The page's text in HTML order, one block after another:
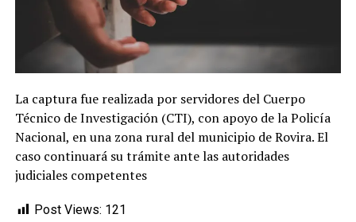
La captura fue realizada por servidores del Cuerpo
Técnico de Investigación (CTI), con apoyo de la Policía
Nacional, en una zona rural del municipio de Rovira. El
caso continuará su trámite ante las autoridades
judiciales competentes
Post Views: 121